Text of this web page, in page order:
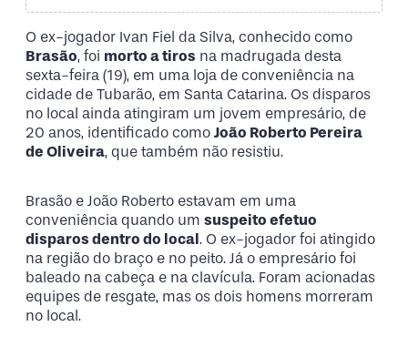
O ex-jogador Ivan Fiel da Silva, conhecido como
Brasão, foi morto a tiros na madrugada desta
sexta-feira (19), em uma loja de conveniência na
cidade de Tubarão, em Santa Catarina. Os disparos
no local ainda atingiram um jovem empresário, de
20 anos, identificado como João Roberto Pereira
de Oliveira, que também não resistiu.
Brasão e João Roberto estavam em uma
conveniência quando um suspeito efetuo
disparos dentro do local. O ex-jogador foi atingido
na região do braço e no peito. Já o empresário foi
baleado na cabeça e na clavícula. Foram acionadas
equipes de resgate, mas os dois homens morreram
no local.